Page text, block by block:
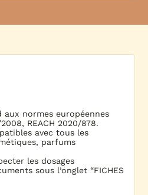
aux normes européennes
2008, REACH 2020/878.
avec tous les
parfums
les dosages
sous l’onglet “FICHES